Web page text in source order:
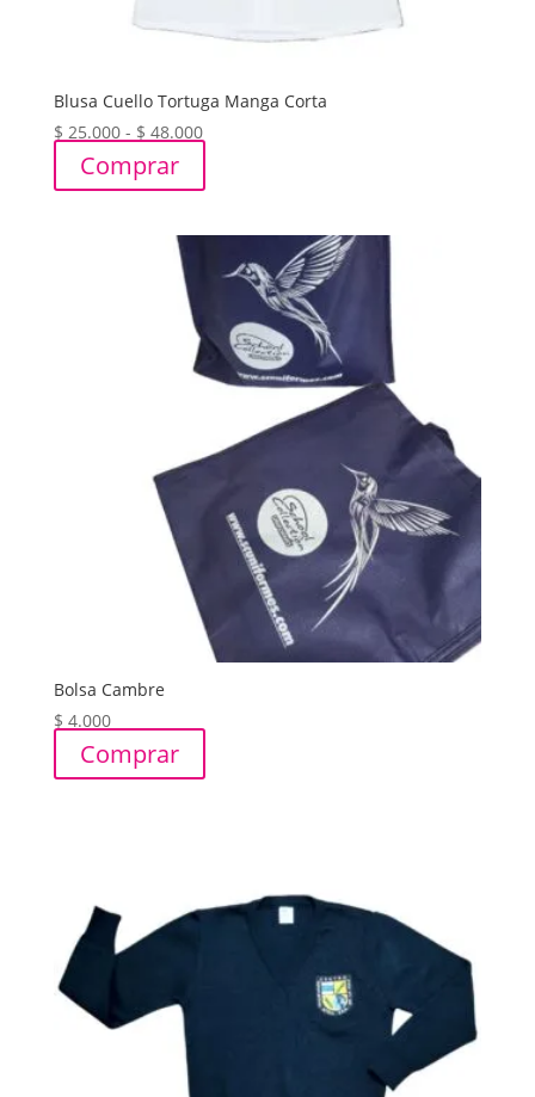
Blusa Cuello Tortuga Manga Corta
$ 25.000 - $ 48.000Rango
precios:
$ 25.000
hasta
$ 48.000
Comprar
Bolsa Cambre
$ 4.000
Comprar